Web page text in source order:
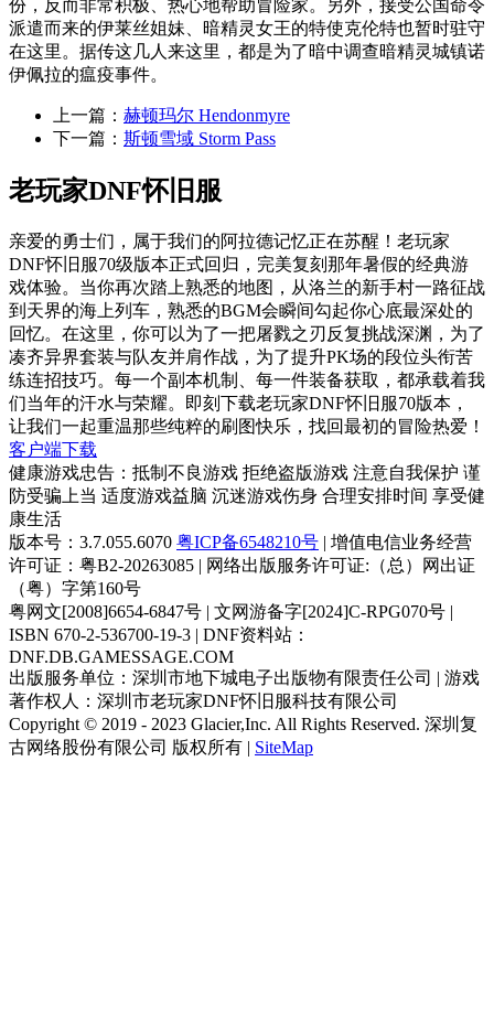
份，反而非常积极、热心地帮助冒险家。另外，接受公国命令
派遣而来的伊莱丝姐妹、暗精灵女王的特使克伦特也暂时驻守
在这里。据传这几人来这里，都是为了暗中调查暗精灵城镇诺
上一篇： 赫顿玛尔 Hendonmyre
老玩家DNF怀旧服
亲爱的勇士们，属于我们的阿拉德记忆正在苏醒！老玩家
DNF怀旧服70级版本正式回归，完美复刻那年暑假的经典游
戏体验。当你再次踏上熟悉的地图，从洛兰的新手村一路征战
到天界的海上列车，熟悉的BGM会瞬间勾起你心底最深处的
回忆。在这里，你可以为了一把屠戮之刃反复挑战深渊，为了
凑齐异界套装与队友并肩作战，为了提升PK场的段位头衔苦
练连招技巧。每一个副本机制、每一件装备获取，都承载着我
们当年的汗水与荣耀。即刻下载老玩家DNF怀旧服70版本，
让我们一起重温那些纯粹的刷图快乐，找回最初的冒险热爱！
客户端下载
健康游戏忠告：抵制不良游戏 拒绝盗版游戏 注意自我保护 谨
防受骗上当 适度游戏益脑 沉迷游戏伤身 合理安排时间 享受健
康生活
版本号：3.7.055.6070 粤ICP备6548210号| 增值电信业务经营
许可证：粤B2-20263085 | 网络出版服务许可证:（总）网出证
（粤）字第160号
粤网文[2008]6654-6847号 | 文网游备字[2024]C-RPG070号 |
ISBN 670-2-536700-19-3 | DNF资料站：
DNF.DB.GAMESSAGE.COM
出版服务单位：深圳市地下城电子出版物有限责任公司 | 游戏
著作权人：深圳市老玩家DNF怀旧服科技有限公司
Copyright © 2019 - 2023 Glacier,Inc. All Rights Reserved. 深圳复